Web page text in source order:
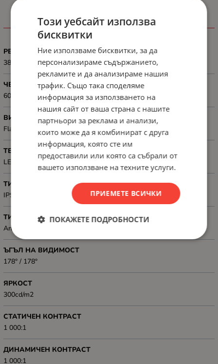
ХАРАКТЕРИСТИКИ
РЕЗОЛЮЦИЯ
3840x2160
ЧЕСТОТА НА ОПРЕСНЯВАНЕ
60 Hz
ВИД НА ЕКРАНА
Flat
ТЕХНОЛОГИЯ
LED
ТИП НА МАТРИЦАТА
IPS
ТИП НА ДИСПЛЕЯ
Anti-Glare
ЪГЪЛ НА ВИДИМОСТ
178° / 178°
ЯРКОСТ
300cd/m2
СТАТИЧЕН КОНТРАСТ
1 000:1
ДИНАМИЧЕН КОНТРАСТ
1 000:1
Този уебсайт използва
бисквитки
Ние използваме бисквитки, за да
персонализираме съдържанието,
рекламите и да анализираме нашия
трафик. Също така споделяме
информация за използването на
нашия сайт от ваша страна с нашите
партньори за реклама и анализи,
които може да я комбинират с друга
информация, която сте им
предоставили или която са събрали от
вашето използване на техните услуги.
ПРИЕМЕТЕ ВСИЧКИ
ПОКАЖЕТЕ ПОДРОБНОСТИ